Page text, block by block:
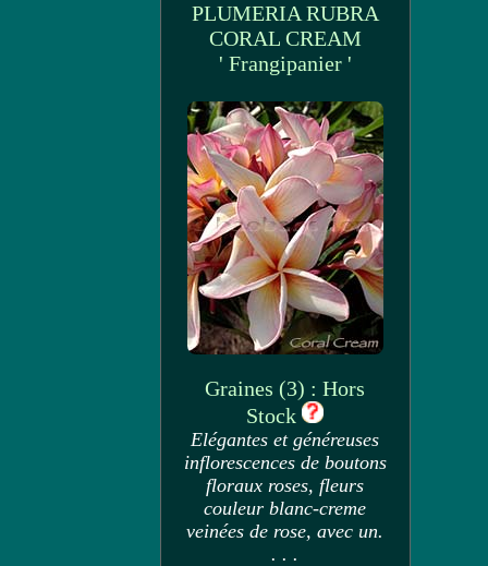
PLUMERIA RUBRA
CORAL CREAM
' Frangipanier '
Graines (3) : Hors
Stock
Elégantes et généreuses
inflorescences de boutons
floraux roses, fleurs
couleur blanc-creme
veinées de rose, avec un.
. . .